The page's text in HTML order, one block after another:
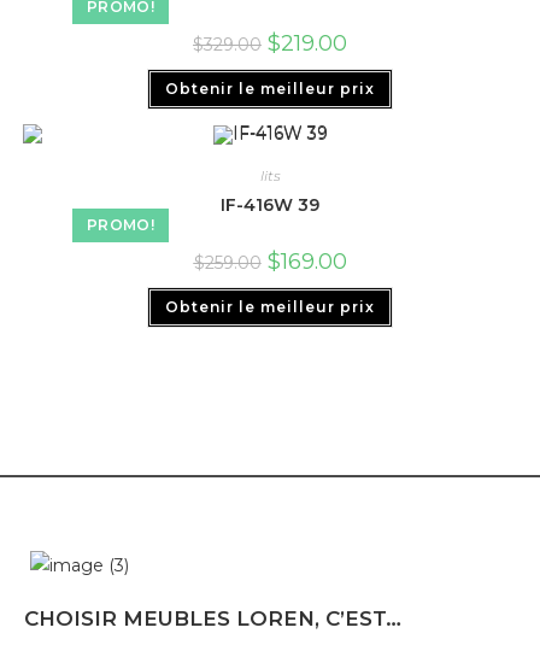
PROMO!
$329.00 $219.00
Obtenir le meilleur prix
PROMO!
lits
IF-416W 39
$259.00 $169.00
Obtenir le meilleur prix
CHOISIR MEUBLES LOREN, C’EST…